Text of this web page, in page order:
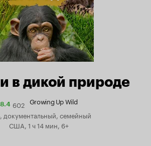
в дикой природе
8.4Рейтинг
8.4
602 Growing Up Wild
документальный, семейный
США, 1 ч 14 мин, 6+